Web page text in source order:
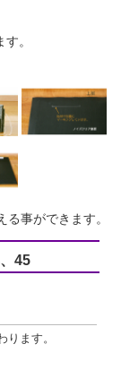
。
事ができます。
45
ます。